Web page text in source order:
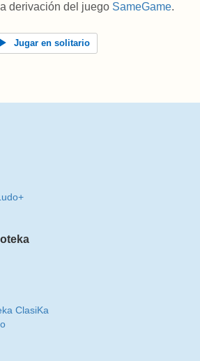
derivación del juego SameGame.
Jugar en solitario
ClasiKa